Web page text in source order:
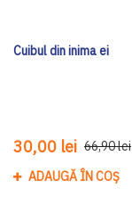
Cuibul din inima ei
30,00 lei 66,90 lei
ADAUGĂ ÎN COȘ